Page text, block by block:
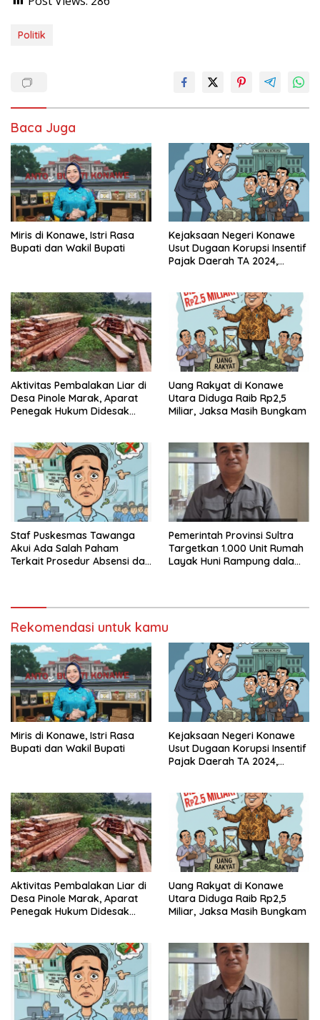
Politik
Baca Juga
Miris di Konawe, Istri Rasa
Bupati dan Wakil Bupati
Kejaksaan Negeri Konawe
Usut Dugaan Korupsi Insentif
Pajak Daerah TA 2024,
Aktivitas Pembalakan Liar di
Desa Pinole Marak, Aparat
Penegak Hukum Didesak
Uang Rakyat di Konawe
Utara Diduga Raib Rp2,5
Miliar, Jaksa Masih Bungkam
Staf Puskesmas Tawanga
Akui Ada Salah Paham
Terkait Prosedur Absensi dan
Pemerintah Provinsi Sultra
Targetkan 1.000 Unit Rumah
Layak Huni Rampung dalam
Rekomendasi untuk kamu
Miris di Konawe, Istri Rasa
Bupati dan Wakil Bupati
Kejaksaan Negeri Konawe
Usut Dugaan Korupsi Insentif
Pajak Daerah TA 2024,
Aktivitas Pembalakan Liar di
Desa Pinole Marak, Aparat
Penegak Hukum Didesak
Uang Rakyat di Konawe
Utara Diduga Raib Rp2,5
Miliar, Jaksa Masih Bungkam